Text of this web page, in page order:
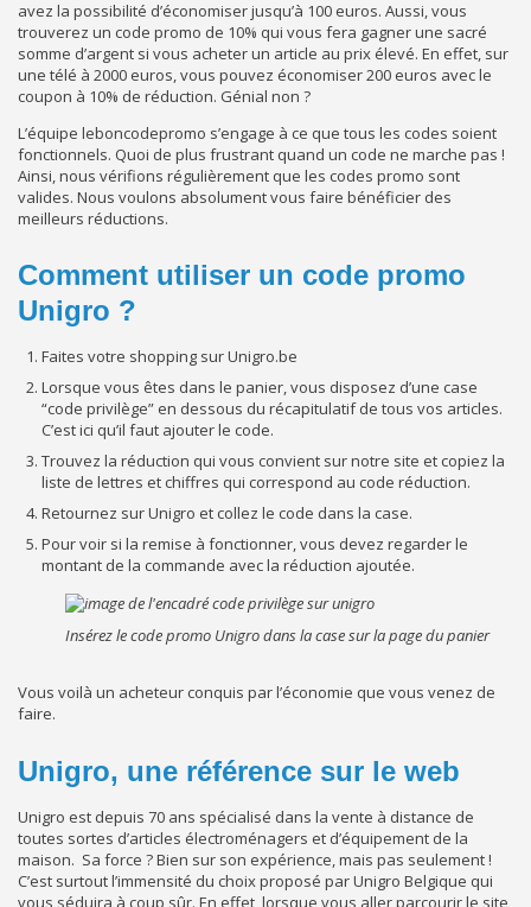
avez la possibilité d’économiser jusqu’à 100 euros. Aussi, vous
trouverez un code promo de 10% qui vous fera gagner une sacré
somme d’argent si vous acheter un article au prix élevé. En effet, sur
une télé à 2000 euros, vous pouvez économiser 200 euros avec le
coupon à 10% de réduction. Génial non ?
L’équipe leboncodepromo s’engage à ce que tous les codes soient
fonctionnels. Quoi de plus frustrant quand un code ne marche pas !
Ainsi, nous vérifions régulièrement que les codes promo sont
valides. Nous voulons absolument vous faire bénéficier des
meilleurs réductions.
Comment utiliser un code promo
Unigro ?
Faites votre shopping sur Unigro.be
Lorsque vous êtes dans le panier, vous disposez d’une case
“code privilège” en dessous du récapitulatif de tous vos articles.
C’est ici qu’il faut ajouter le code.
Trouvez la réduction qui vous convient sur notre site et copiez la
liste de lettres et chiffres qui correspond au code réduction.
Retournez sur Unigro et collez le code dans la case.
Pour voir si la remise à fonctionner, vous devez regarder le
montant de la commande avec la réduction ajoutée.
Insérez le code promo Unigro dans la case sur la page du panier
Vous voilà un acheteur conquis par l’économie que vous venez de
faire.
Unigro, une référence sur le web
Unigro est depuis 70 ans spécialisé dans la vente à distance de
toutes sortes d’articles électroménagers et d’équipement de la
maison. Sa force ? Bien sur son expérience, mais pas seulement !
C’est surtout l’immensité du choix proposé par Unigro Belgique qui
vous séduira à coup sûr. En effet, lorsque vous aller parcourir le site